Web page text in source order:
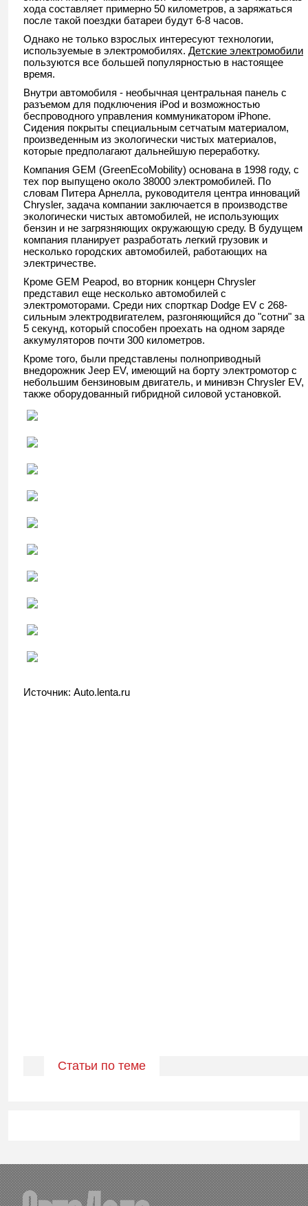
хода составляет примерно 50 километров, а заряжаться
после такой поездки батареи будут 6-8 часов.
Однако не только взрослых интересуют технологии,
используемые в электромобилях. Детские электромобили
пользуются все большей популярностью в настоящее
время.
Внутри автомобиля - необычная центральная панель с
разъемом для подключения iPod и возможностью
беспроводного управления коммуникатором iPhone.
Сидения покрыты специальным сетчатым материалом,
произведенным из экологически чистых материалов,
которые предполагают дальнейшую переработку.
Компания GEM (GreenEcoMobility) основана в 1998 году, с
тех пор выпущено около 38000 электромобилей. По
словам Питера Арнелла, руководителя центра инноваций
Chrysler, задача компании заключается в производстве
экологически чистых автомобилей, не использующих
бензин и не загрязняющих окружающую среду. В будущем
компания планирует разработать легкий грузовик и
несколько городских автомобилей, работающих на
электричестве.
Кроме GEM Peapod, во вторник концерн Chrysler
представил еще несколько автомобилей с
электромоторами. Среди них спорткар Dodge EV с 268-
сильным электродвигателем, разгоняющийся до "сотни" за
5 секунд, который способен проехать на одном заряде
аккумуляторов почти 300 километров.
Кроме того, были представлены полноприводный
внедорожник Jeep EV, имеющий на борту электромотор с
небольшим бензиновым двигатель, и минивэн Chrysler EV,
также оборудованный гибридной силовой установкой.
Источник: Auto.lenta.ru
Статьи по теме